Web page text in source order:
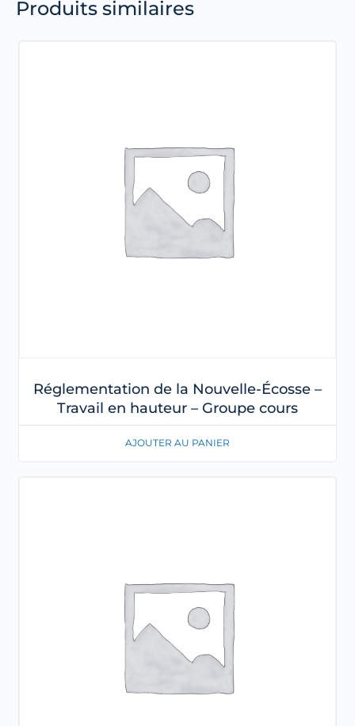
Produits similaires
Réglementation de la Nouvelle-Écosse –
Travail en hauteur – Groupe cours
AJOUTER AU PANIER